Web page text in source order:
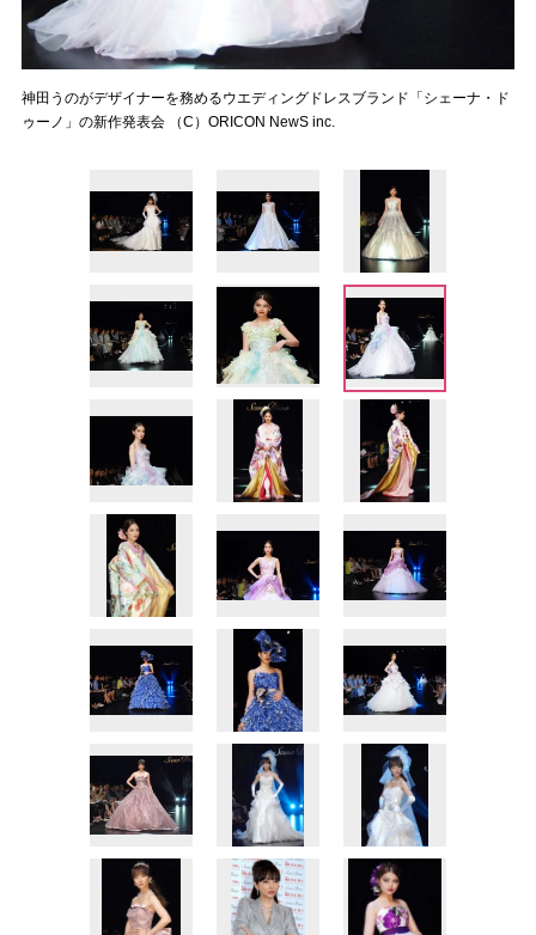
神田うのがデザイナーを務めるウエディングドレスブランド「シェーナ・ド
ゥーノ」の新作発表会 （C）ORICON NewS inc.